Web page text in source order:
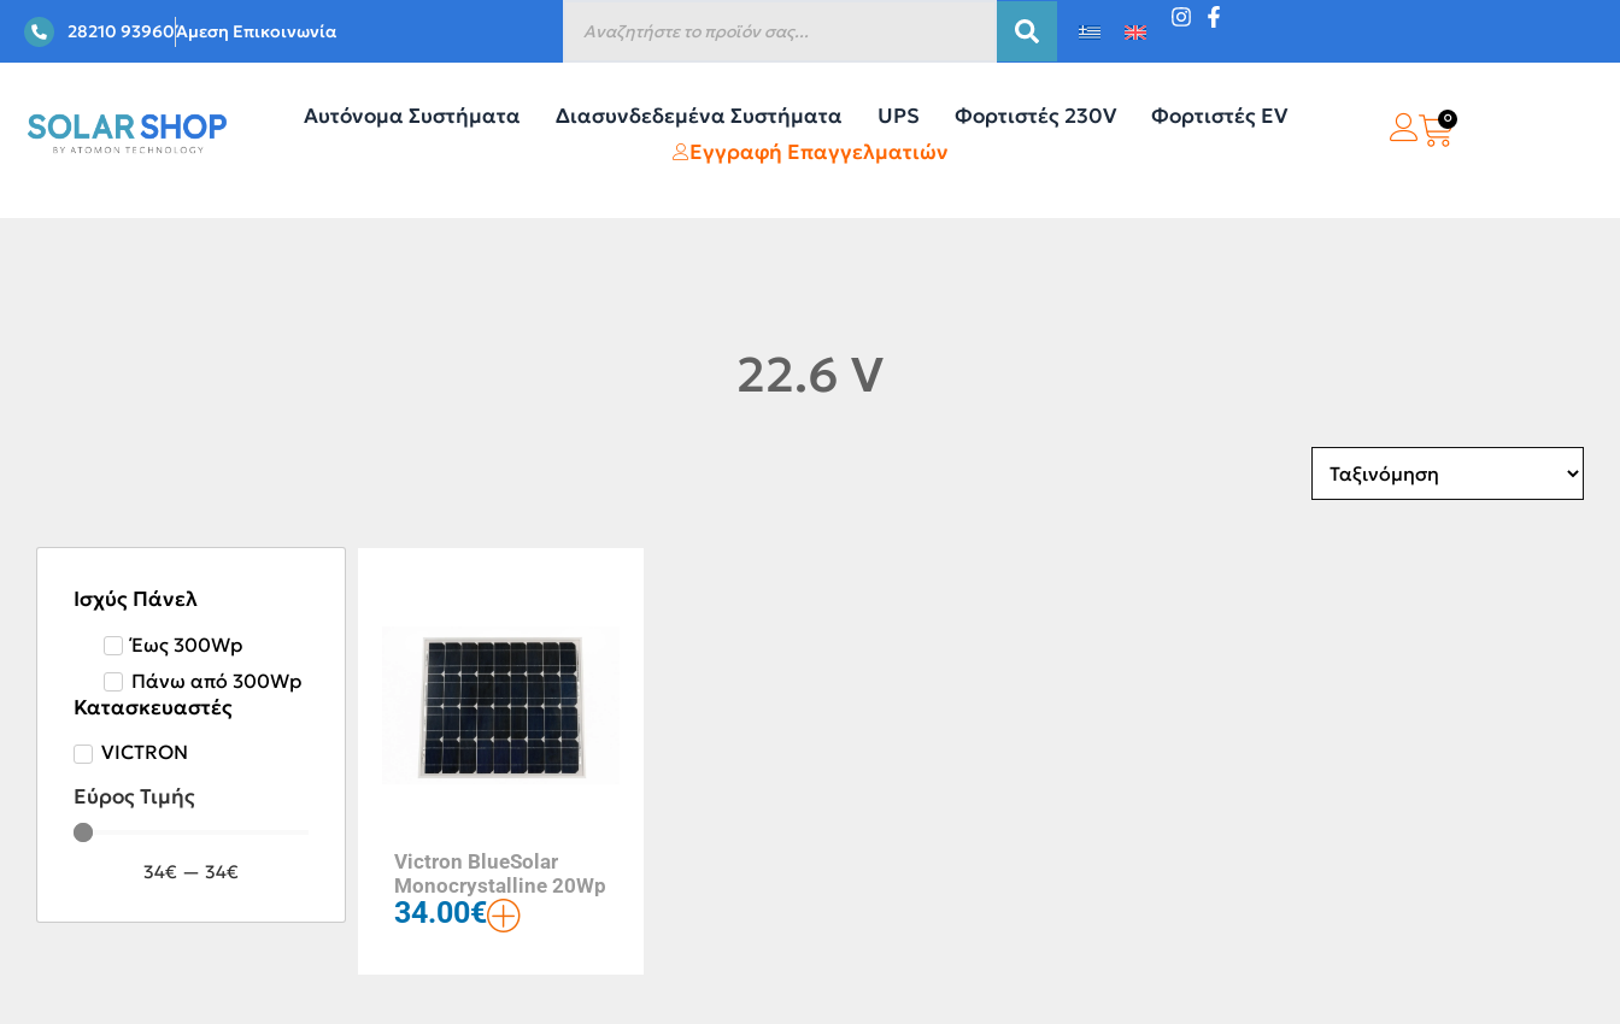
28210 93960Άμεση Επικοινωνία
Αυτόνομα Συστήματα Διασυνδεδεμένα Συστήματα UPS Φορτιστές 230V
Φορτιστές EV
Εγγραφή Επαγγελματιών
0
22.6 V
Ισχύς Πάνελ
Έως 300Wp
Πάνω από 300Wp
Κατασκευαστές
VICTRON
Εύρος Τιμής
34€ — 34€
Victron BlueSolar
Monocrystalline 20Wp
34.00€